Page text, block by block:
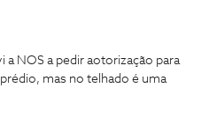
a NOS a pedir aotorização para
mas no telhado é uma